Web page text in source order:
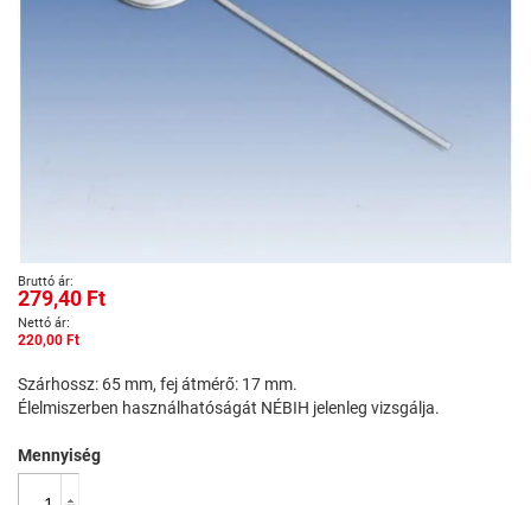
Ugrás
a
képgaléria
elejére
279,40 Ft
220,00 Ft
Szárhossz: 65 mm, fej átmérő: 17 mm.
Élelmiszerben használhatóságát NÉBIH jelenleg vizsgálja.
Mennyiség